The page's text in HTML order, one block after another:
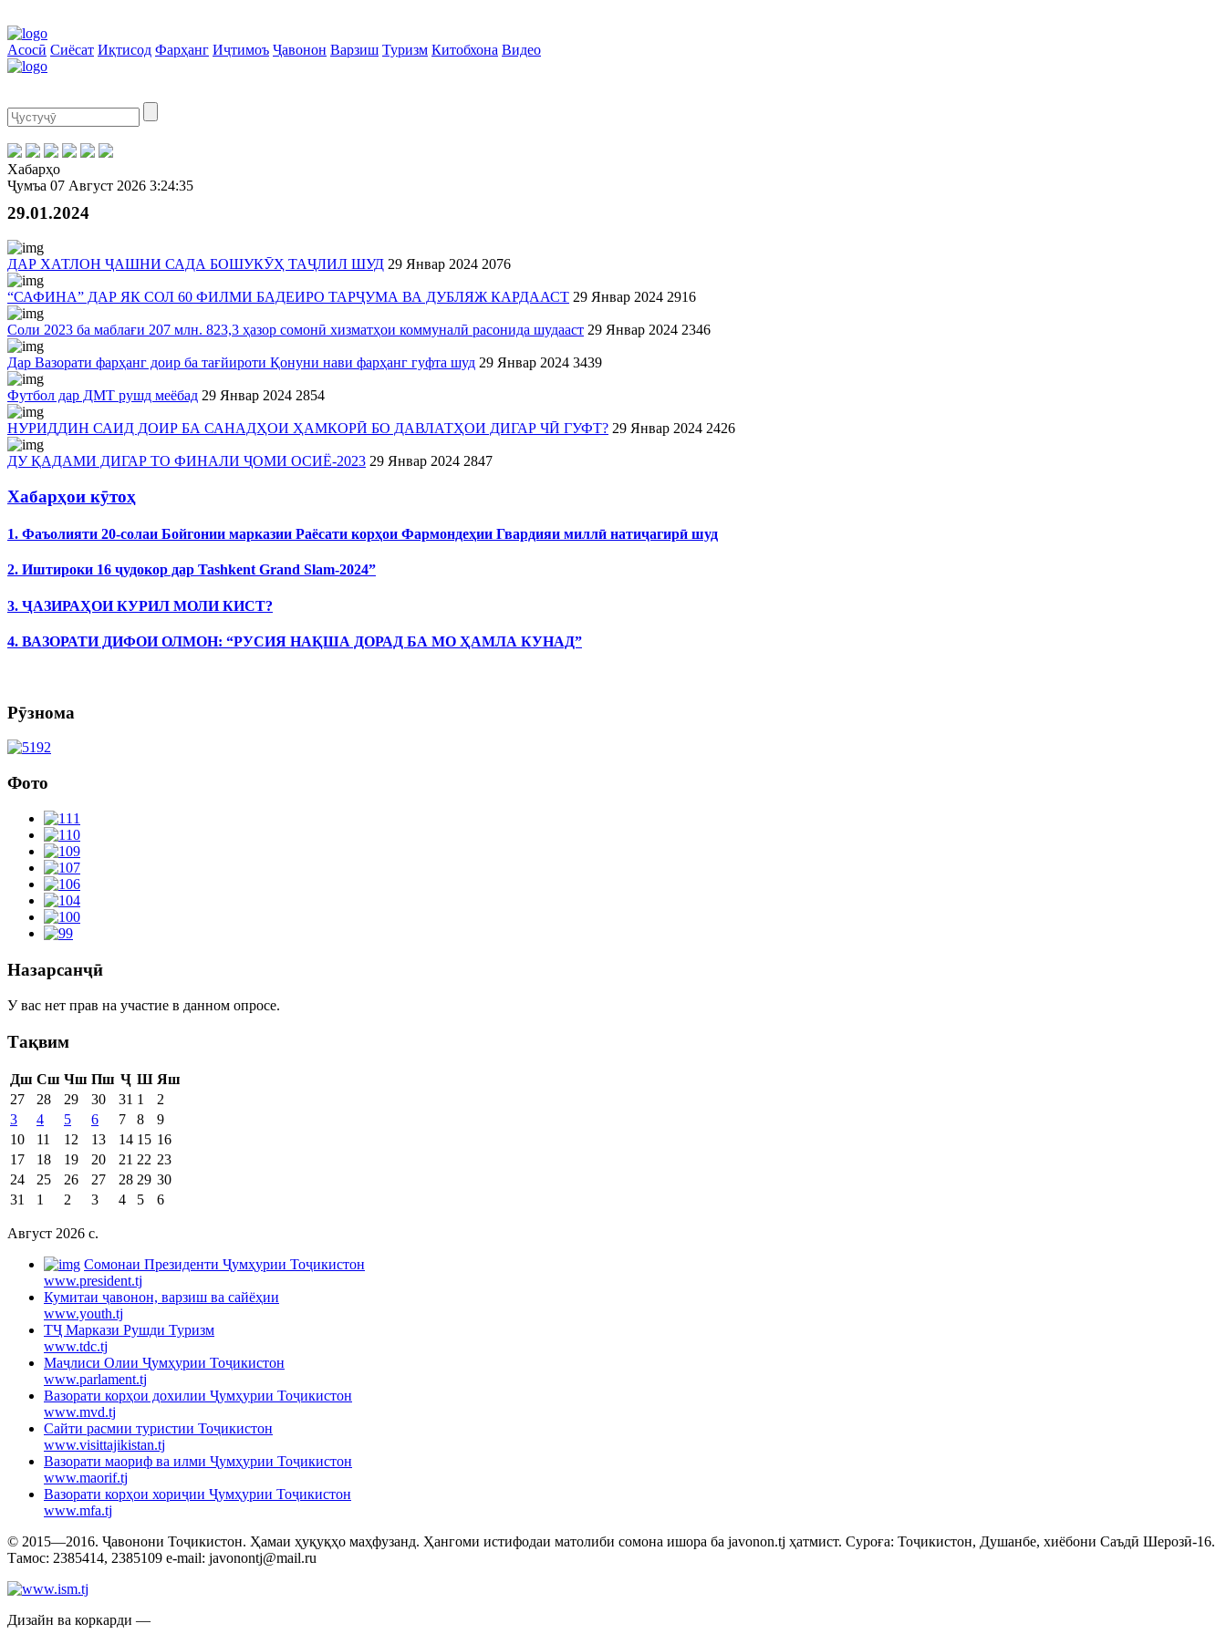
Асосӣ Сиёсат Иқтисод Фарҳанг Иҷтимоъ Ҷавонон Варзиш Туризм Китобхона Видео
Хабарҳо
Ҷумъа 07 Август 2026 3:24:35
29.01.2024
ДАР ХАТЛОН ҶАШНИ САДА БОШУКӮҲ ТАҶЛИЛ ШУД 29 Январ 2024 2076
“САФИНА” ДАР ЯК СОЛ 60 ФИЛМИ БАДЕИРО ТАРҶУМА ВА ДУБЛЯЖ КАРДААСТ 29 Январ 2024 2916
Соли 2023 ба маблағи 207 млн. 823,3 ҳазор сомонӣ хизматҳои коммуналӣ расонида шудааст 29 Январ 2024 2346
Дар Вазорати фарҳанг доир ба тағйироти Қонуни нави фарҳанг гуфта шуд 29 Январ 2024 3439
Футбол дар ДМТ рушд меёбад 29 Январ 2024 2854
НУРИДДИН САИД ДОИР БА САНАДҲОИ ҲАМКОРӢ БО ДАВЛАТҲОИ ДИГАР ЧӢ ГУФТ? 29 Январ 2024 2426
ДУ ҚАДАМИ ДИГАР ТО ФИНАЛИ ҶОМИ ОСИЁ-2023 29 Январ 2024 2847
Хабарҳои кӯтоҳ
1. Фаъолияти 20-солаи Бойгонии марказии Раёсати корҳои Фармондеҳии Гвардияи миллӣ натиҷагирӣ шуд
2. Иштироки 16 ҷудокор дар Tashkent Grand Slam-2024”
3. ҶАЗИРАҲОИ КУРИЛ МОЛИ КИСТ?
4. ВАЗОРАТИ ДИФОИ ОЛМОН: “РУСИЯ НАҚША ДОРАД БА МО ҲАМЛА КУНАД”
Рӯзнома
Фото
Назарсанҷӣ
У вас нет прав на участие в данном опросе.
Тақвим
Дш Сш Чш Пш Ҷ Ш Яш
27
28 29 30 31 1
2
3
4 5 6 7 8
9
10
11 12 13 14 15 16
17
18 19 20 21 22 23
24
25 26 27 28 29 30
31
1 2 3 4 5 6
Август 2026 c.
Cомонаи Президенти Ҷумҳурии Тоҷикистон
www.president.tj
Кумитаи ҷавонон, варзиш ва сайёҳии
www.youth.tj
ТҶ Маркази Рушди Туризм
www.tdc.tj
Маҷлиси Олии Ҷумҳурии Тоҷикистон
www.parlament.tj
Вазорати корҳои дохилии Ҷумҳурии Тоҷикистон
www.mvd.tj
Сайти расмии туристии Тоҷикистон
www.visittajikistan.tj
Вазорати маориф ва илми Ҷумҳурии Тоҷикистон
www.maorif.tj
Вазорати корҳои хориҷии Ҷумҳурии Тоҷикистон
www.mfa.tj
© 2015—2016. Ҷавонони Тоҷикистон. Ҳамаи ҳуқуқҳо маҳфузанд. Ҳангоми истифодаи матолиби сомона ишора ба javonon.tj ҳатмист. Суроға: Тоҷикистон, Душанбе, хиёбони Саъдӣ Шерозӣ-16.
Тамос: 2385414, 2385109 e-mail: javonontj@mail.ru
Дизайн ва коркарди —